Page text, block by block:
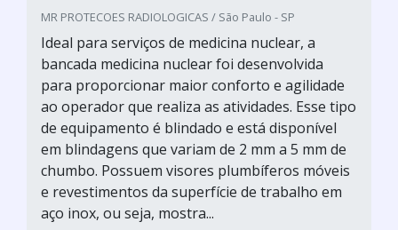
MR PROTECOES RADIOLOGICAS / São Paulo - SP
Ideal para serviços de medicina nuclear, a
bancada medicina nuclear foi desenvolvida
para proporcionar maior conforto e agilidade
ao operador que realiza as atividades. Esse tipo
de equipamento é blindado e está disponível
em blindagens que variam de 2 mm a 5 mm de
chumbo. Possuem visores plumbíferos móveis
e revestimentos da superfície de trabalho em
aço inox, ou seja, mostra...